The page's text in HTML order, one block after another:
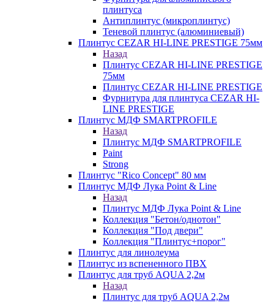
плинтуса
Антиплинтус (микроплинтус)
Теневой плинтус (алюминиевый)
Плинтус CEZAR HI-LINE PRESTIGE 75мм
Назад
Плинтус CEZAR HI-LINE PRESTIGE
75мм
Плинтус CEZAR HI-LINE PRESTIGE
Фурнитура для плинтуса CEZAR HI-
LINE PRESTIGE
Плинтус МДФ SMARTPROFILE
Назад
Плинтус МДФ SMARTPROFILE
Paint
Strong
Плинтус "Rico Concept" 80 мм
Плинтус МДФ Лука Point & Line
Назад
Плинтус МДФ Лука Point & Line
Коллекция "Бетон/однотон"
Коллекция "Под двери"
Коллекция "Плинтус+порог"
Плинтус для линолеума
Плинтус из вспененного ПВХ
Плинтус для труб AQUA 2,2м
Назад
Плинтус для труб AQUA 2,2м